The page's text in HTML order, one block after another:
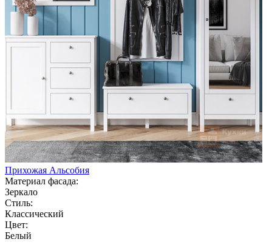
Прихожая Альсобия
Материал фасада:
Зеркало
Стиль:
Классический
Цвет:
Белый